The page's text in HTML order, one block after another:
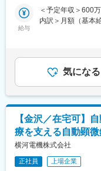
■働く環境：
・開発・設計のス
つライフスタイル
果を出すべく業務
■携わる事業／サ
当社は、血液検査
常にリードし続け
クラスの性能を誇
入が決まっています
ェアに特化したプ
ウェアの高速化開
■案件例：
産業機器、車載、
エンス分野におい
・半導体製造・検
・創薬支援ソフト
・車載用深層学習
■やりがい：
・高い技術力を持
給与
＜予定年収＞600
内訳＞月額（基本
手当＞有＜給与補
定給与です（スキ
年収に特別賞与（
与改定：年2回■リ
当125,000円を毎
考を通じて上下す
めた表記です。
気になる
【金沢／在宅可】
療を支える自動顕
横河電機株式会社
正社員 上場企業